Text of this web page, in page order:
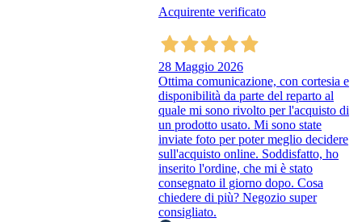
Acquirente verificato
28 Maggio 2026
Ottima comunicazione, con cortesia e
disponibilità da parte del reparto al
quale mi sono rivolto per l'acquisto di
un prodotto usato. Mi sono state
inviate foto per poter meglio decidere
sull'acquisto online. Soddisfatto, ho
inserito l'ordine, che mi è stato
consegnato il giorno dopo. Cosa
chiedere di più? Negozio super
consigliato.